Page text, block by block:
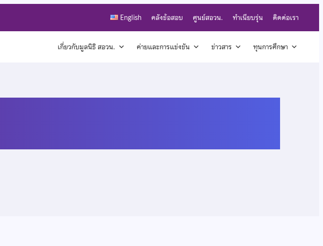
English คลังข้อสอบ ศูนย์สอวน. ทำเนียบรุ่น ติดต่อเรา
เกี่ยวกับมูลนิธิ สอวน. ค่ายและการแข่งขัน ข่าวสาร ทุนการศึกษา